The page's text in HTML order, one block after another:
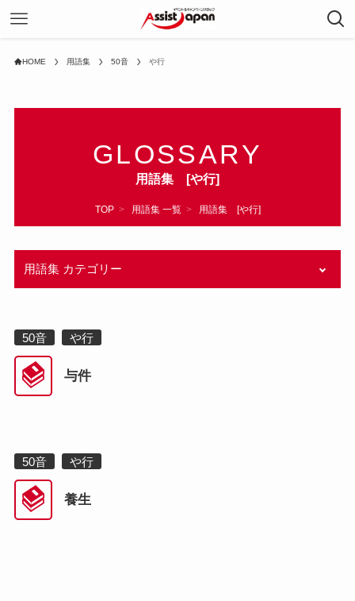
HOME 用語集 50音 や行
GLOSSARY
用語集 [や行]
TOP > 用語集 一覧 > 用語集 [や行]
用語集 カテゴリー
50音
た行(15)
50音 や行
与件
50音 や行
養生